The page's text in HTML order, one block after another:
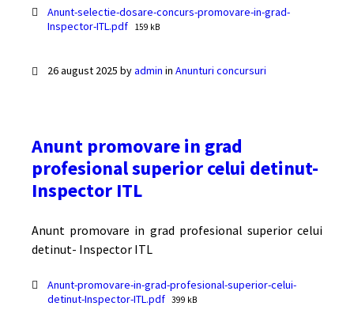
Documente
Anunt-selectie-dosare-concurs-promovare-in-grad-
Inspector-ITL.pdf File
159 kB
26 august 2025 byadmin in Anunturi concursuri
Anunt promovare in grad
profesional superior celui detinut-
Inspector ITL
Anunt promovare in grad profesional superior celui
detinut- Inspector ITL
Documente
Anunt-promovare-in-grad-profesional-superior-celui-
detinut-Inspector-ITL.pdf File
399 kB